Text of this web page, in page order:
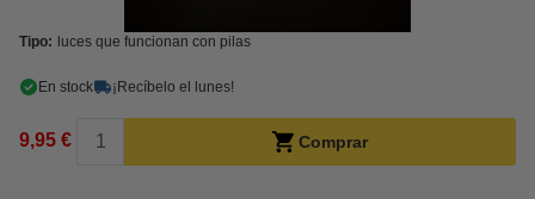
Tipo: luces que funcionan con pilas
En stock ¡Recíbelo el lunes!
9,95 € Comprar